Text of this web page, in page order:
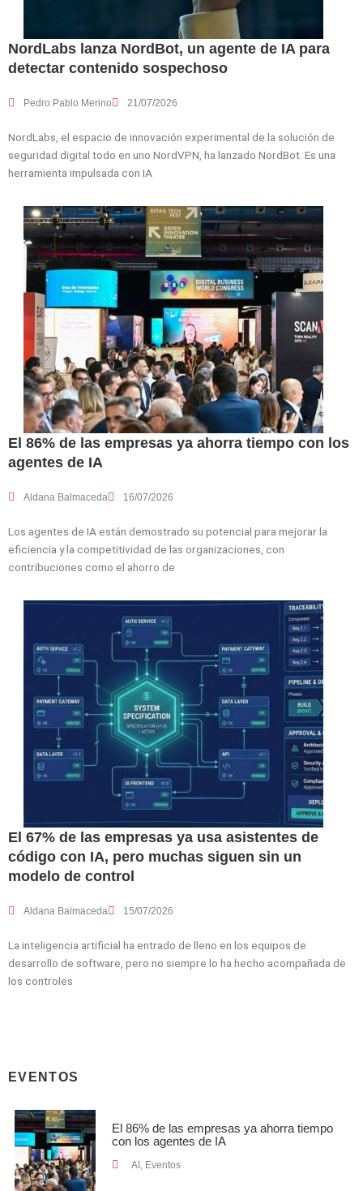
NordLabs lanza NordBot, un agente de IA para
detectar contenido sospechoso
Pedro Pablo Merino 21/07/2026
NordLabs, el espacio de innovación experimental de la solución de
seguridad digital todo en uno NordVPN, ha lanzado NordBot. Es una
herramienta impulsada con IA
El 86% de las empresas ya ahorra tiempo con los
agentes de IA
Aldana Balmaceda 16/07/2026
Los agentes de IA están demostrado su potencial para mejorar la
eficiencia y la competitividad de las organizaciones, con
contribuciones como el ahorro de
El 67% de las empresas ya usa asistentes de
código con IA, pero muchas siguen sin un
modelo de control
Aldana Balmaceda 15/07/2026
La inteligencia artificial ha entrado de lleno en los equipos de
desarrollo de software, pero no siempre lo ha hecho acompañada de
los controles
EVENTOS
El 86% de las empresas ya ahorra tiempo
con los agentes de IA
AI , Eventos